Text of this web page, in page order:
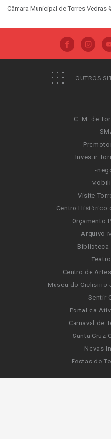
Câmara Municipal de Torres Vedras
OUTROS
C. M. de
Investir
E-
Visite
Centro Histórico
Orçamento
Arquivo
Biblioteca
Centro de
Museu do Ciclismo
Sentir
Portal da
Carnaval de
Santa Cruz
Novas
Festas de